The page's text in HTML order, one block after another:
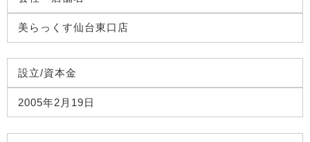
美らっくす仙台東口店
設立/資本金
2005年2月19日